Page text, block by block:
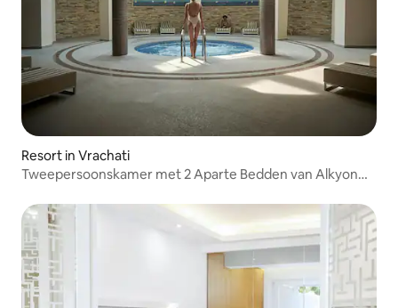
Resort in Vrachati
Tweepersoonskamer met 2 Aparte Bedden van Alkyon